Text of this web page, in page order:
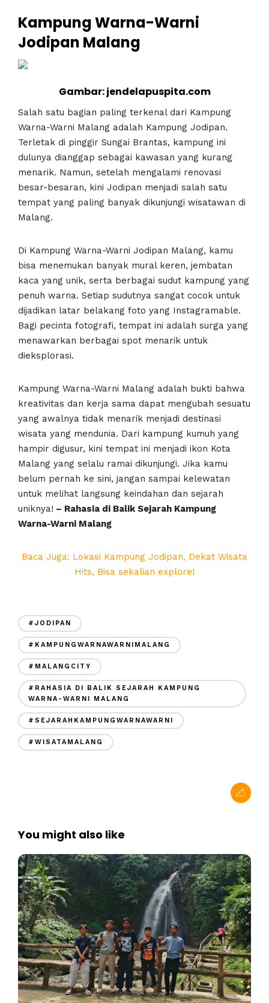
Kampung Warna-Warni
Jodipan Malang
Gambar: jendelapuspita.com
Salah satu bagian paling terkenal dari Kampung
Warna-Warni Malang adalah Kampung Jodipan.
Terletak di pinggir Sungai Brantas, kampung ini
dulunya dianggap sebagai kawasan yang kurang
menarik. Namun, setelah mengalami renovasi
besar-besaran, kini Jodipan menjadi salah satu
tempat yang paling banyak dikunjungi wisatawan di
Malang.
Di Kampung Warna-Warni Jodipan Malang, kamu
bisa menemukan banyak mural keren, jembatan
kaca yang unik, serta berbagai sudut kampung yang
penuh warna. Setiap sudutnya sangat cocok untuk
dijadikan latar belakang foto yang Instagramable.
Bagi pecinta fotografi, tempat ini adalah surga yang
menawarkan berbagai spot menarik untuk
dieksplorasi.
Kampung Warna-Warni Malang adalah bukti bahwa
kreativitas dan kerja sama dapat mengubah sesuatu
yang awalnya tidak menarik menjadi destinasi
wisata yang mendunia. Dari kampung kumuh yang
hampir digusur, kini tempat ini menjadi ikon Kota
Malang yang selalu ramai dikunjungi. Jika kamu
belum pernah ke sini, jangan sampai kelewatan
untuk melihat langsung keindahan dan sejarah
uniknya! – Rahasia di Balik Sejarah Kampung
Warna-Warni Malang
Baca Juga: Lokasi Kampung Jodipan, Dekat Wisata
Hits, Bisa sekalian explore!
#JODIPAN
#KAMPUNGWARNAWARNIMALANG
#MALANGCITY
#RAHASIA DI BALIK SEJARAH KAMPUNG
WARNA-WARNI MALANG
#SEJARAHKAMPUNGWARNAWARNI
#WISATAMALANG
You might also like